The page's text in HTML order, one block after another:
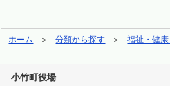
ホーム 分類から探す 福祉・健
小竹町役場